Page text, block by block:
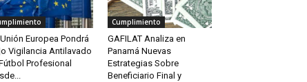
Europea Pondrá
Vigilancia Antilavado
Profesional
Cumplimiento
GAFILAT Analiza en
Panamá Nuevas
Estrategias Sobre
Beneficiario Final y